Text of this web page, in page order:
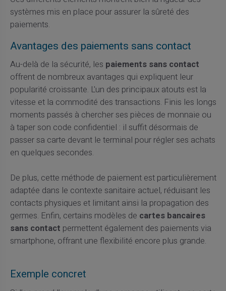
systèmes mis en place pour assurer la sûreté des
paiements.
Avantages des paiements sans contact
Au-delà de la sécurité, les paiements sans contact
offrent de nombreux avantages qui expliquent leur
popularité croissante. L'un des principaux atouts est la
vitesse et la commodité des transactions. Finis les longs
moments passés à chercher ses pièces de monnaie ou
à taper son code confidentiel : il suffit désormais de
passer sa carte devant le terminal pour régler ses achats
en quelques secondes.
De plus, cette méthode de paiement est particulièrement
adaptée dans le contexte sanitaire actuel, réduisant les
contacts physiques et limitant ainsi la propagation des
germes. Enfin, certains modèles de cartes bancaires
sans contact permettent également des paiements via
smartphone, offrant une flexibilité encore plus grande.
Exemple concret